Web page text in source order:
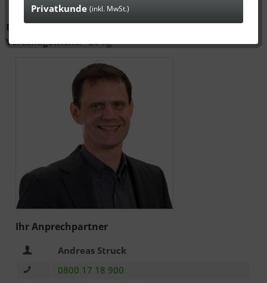
Anfragen
Ich habe dieDatenschutzerklärung
Mit * gekennzeichnete Felder sind Pflichtfelder.
Senden
Bestell-Nr.:48017000
Versandgewicht:
20 kg
Ihr Anprechpartner
Andreas Struck
0800 17 18 900
Privatkunde (inkl. MwSt.)